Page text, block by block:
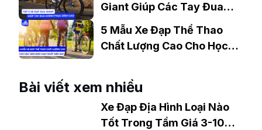
Giant Giúp Các Tay Đua
Chinh Phục Đỉnh Cao
5 Mẫu Xe Đạp Thể Thao
Chất Lượng Cao Cho Học
Bài viết xem nhiều
Xe Đạp Địa Hình Loại Nào
Tốt Trong Tầm Giá 3-10